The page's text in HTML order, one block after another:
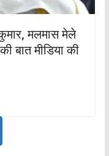
मलमास मेले
बात मीडिया की